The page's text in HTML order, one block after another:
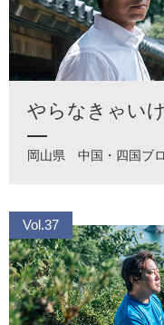
やらなきゃい
岡山県 中国・四国ブ
Vol.37